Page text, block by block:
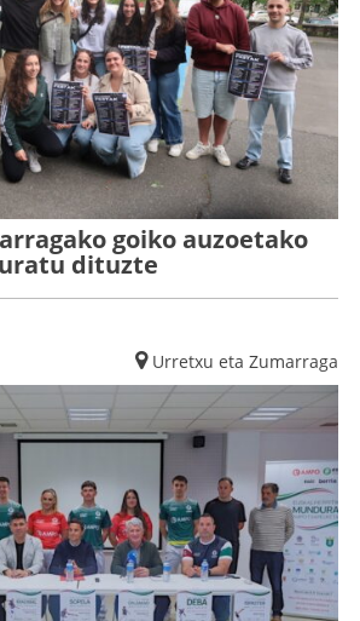
goiko auzoetako
dituzte
Urretxu eta Zumarraga